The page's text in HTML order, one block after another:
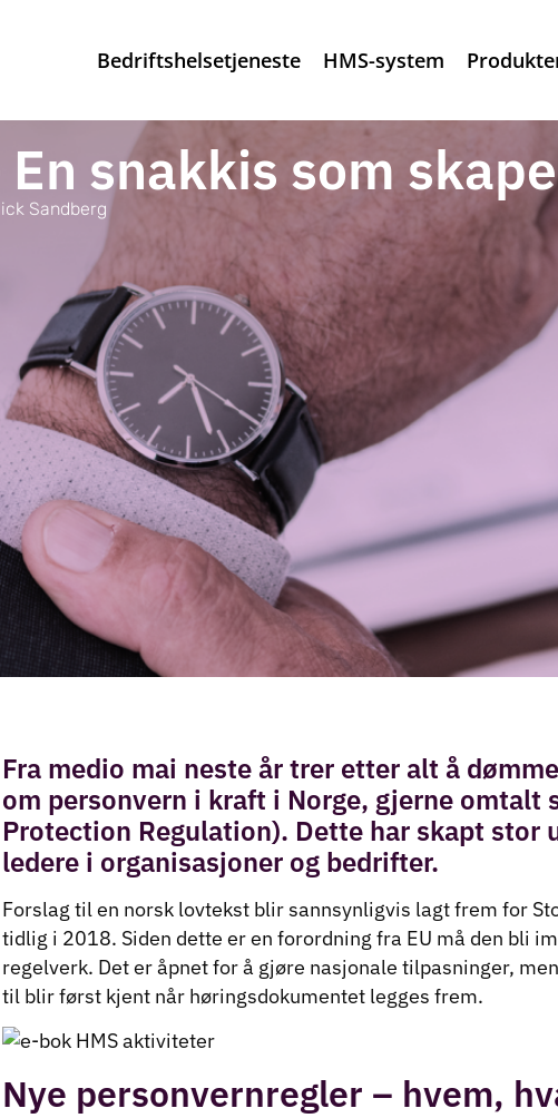
Bedriftshelsetjeneste HMS-system
En snakkis som
Sandberg
Fra medio mai neste år trer etter alt å
om personvern i kraft i Norge, gjerne omtalt
Protection Regulation). Dette har skapt stor
ledere i organisasjoner og bedrifter.
Forslag til en norsk lovtekst blir sannsynligvis lagt frem for
tidlig i 2018. Siden dette er en forordning fra EU må den bli
regelverk. Det er åpnet for å gjøre nasjonale tilpasninger,
til blir først kjent når høringsdokumentet legges frem.
Nye personvernregler – hvem,